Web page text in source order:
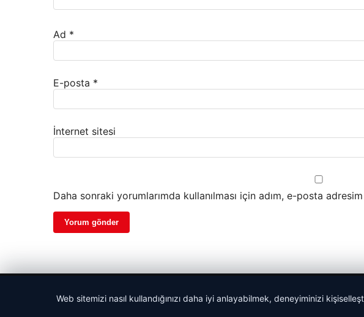
Ad *
E-posta *
İnternet sitesi
Daha sonraki yorumlarımda kullanılması için adım, e-posta
Web sitemizi nasıl kullandığınızı daha iyi anlayabilmek, deneyiminizi